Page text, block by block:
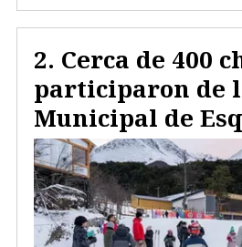
Cerca de 400
participaron de
Municipal de